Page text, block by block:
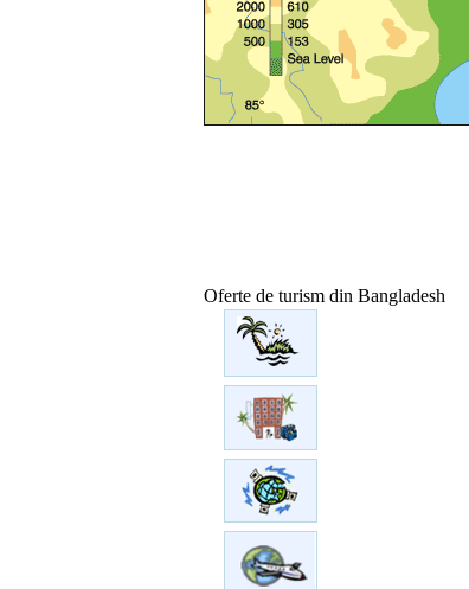
Oferte de turism din Bangladesh